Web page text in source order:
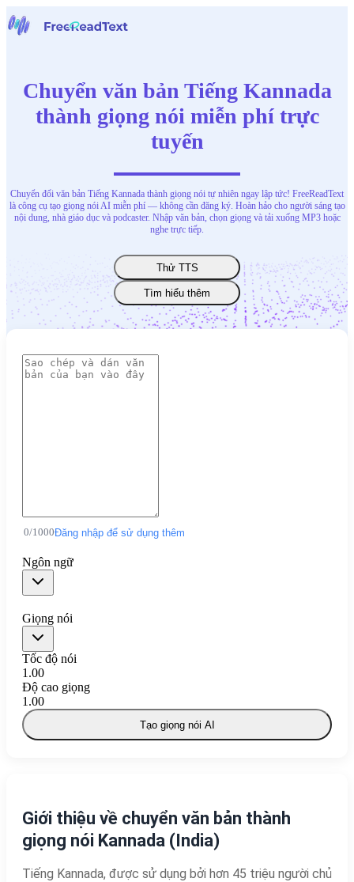
Công cụ
Tin tức
Bảng giá
Tiếng Việt
Chuyển văn bản Tiếng Kannada
thành giọng nói miễn phí trực
tuyến
Chuyển đổi văn bản Tiếng Kannada thành giọng nói tự nhiên ngay lập tức! FreeReadText
là công cụ tạo giọng nói AI miễn phí — không cần đăng ký. Hoàn hảo cho người sáng tạo
nội dung, nhà giáo dục và podcaster. Nhập văn bản, chọn giọng và tải xuống MP3 hoặc
nghe trực tiếp.
Thử TTS
Tìm hiểu thêm
0/1000Đăng nhập để sử dụng thêm
Ngôn ngữ
Giọng nói
Tốc độ nói
1.00
Độ cao giọng
1.00
Tạo giọng nói AI
Giới thiệu về chuyển văn bản thành
giọng nói Kannada (India)
Tiếng Kannada, được sử dụng bởi hơn 45 triệu người chủ